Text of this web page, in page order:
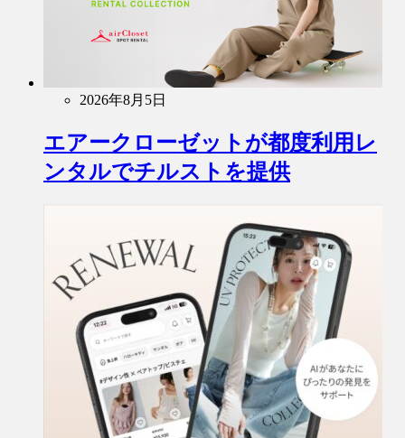
2026年8月5日
エアークローゼットが都度利用レ
ンタルでチルストを提供